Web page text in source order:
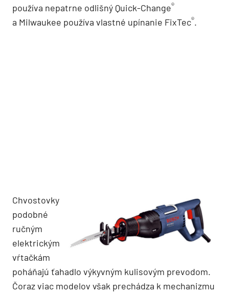
používa nepatrne odlišný Quick-Change®
a Milwaukee používa vlastné upínanie FixTec®.
Chvostovky
podobné
ručným
elektrickým
vŕtačkám
poháňajú ťahadlo výkyvným kulisovým prevodom.
Čoraz viac modelov však prechádza k mechanizmu